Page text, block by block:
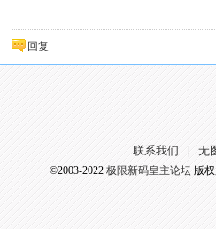
回复
联系我们 无
©2003-2022 极限新码皇主论坛版权